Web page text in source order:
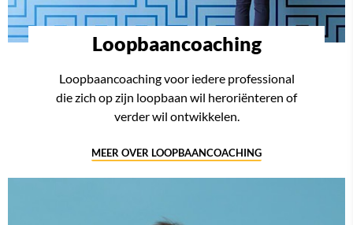
Loopbaancoaching
Loopbaancoaching voor iedere professional
die zich op zijn loopbaan wil heroriënteren of
verder wil ontwikkelen.
MEER OVER LOOPBAANCOACHING